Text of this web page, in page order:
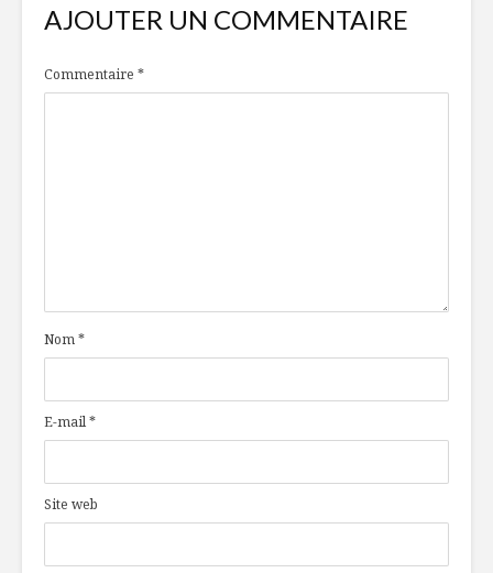
AJOUTER UN COMMENTAIRE
Commentaire *
Nom*
E-mail*
Site web